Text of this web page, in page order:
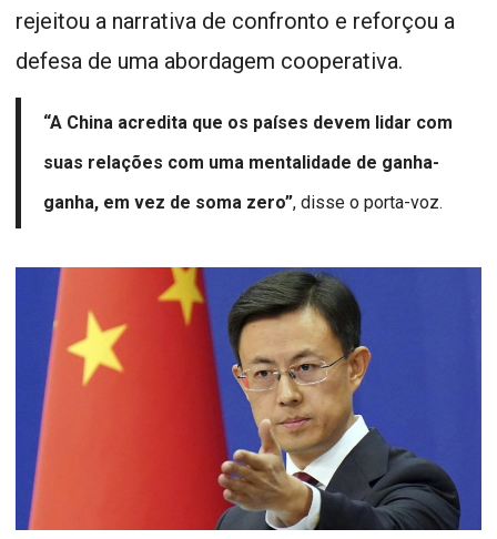
rejeitou a narrativa de confronto e reforçou a
defesa de uma abordagem cooperativa.
“A China acredita que os países devem lidar com
suas relações com uma mentalidade de ganha-
ganha, em vez de soma zero”, disse o porta-voz.